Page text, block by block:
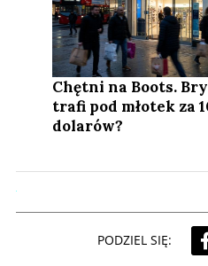
Chętni na Boots.
trafi pod młotek za
dolarów?
PODZIEL SIĘ: